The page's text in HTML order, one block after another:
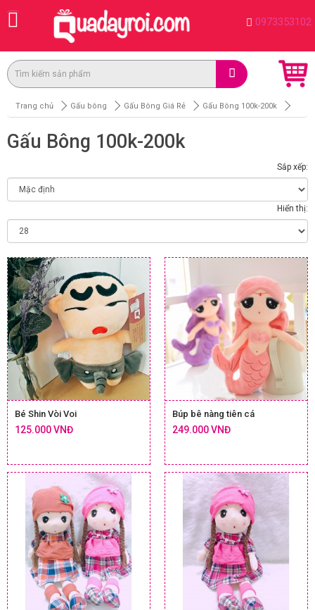
0973353102
Trang chủ Gấu bông Gấu Bông Giá Rẻ Gấu Bông 100k-200k
Gấu Bông 100k-200k
Sắp xếp:
Hiển thị:
Bé Shin Vòi Voi
125.000 VNĐ
Búp bê nàng tiên cá
249.000 VNĐ